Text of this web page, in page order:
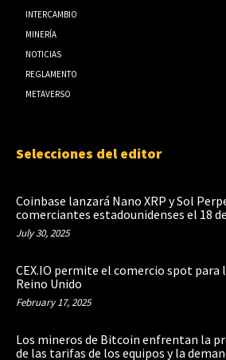
INTERCAMBIO
MINERÍA
NOTICIAS
REGLAMENTO
METAVERSO
Selecciones del editor
Coinbase lanzará Nano XRP y Sol
comerciantes estadounidenses el 18
July 30, 2025
CEX.IO permite el comercio spot para
Reino Unido
February 17, 2025
Los mineros de Bitcoin enfrentan la
de las tarifas de los equipos y la